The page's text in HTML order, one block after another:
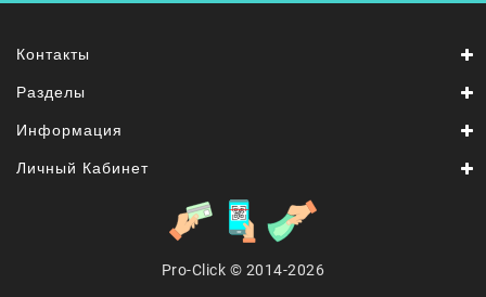
Контакты
Разделы
Информация
Личный Кабинет
Pro-Click © 2014-2026